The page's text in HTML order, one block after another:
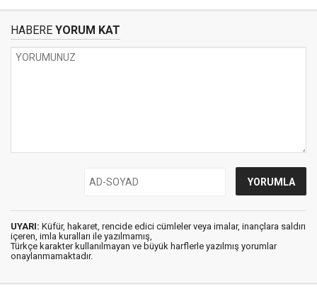
HABERE YORUM KAT
UYARI: Küfür, hakaret, rencide edici cümleler veya imalar, inançlara saldırı
içeren, imla kuralları ile yazılmamış,
Türkçe karakter kullanılmayan ve büyük harflerle yazılmış yorumlar
onaylanmamaktadır.